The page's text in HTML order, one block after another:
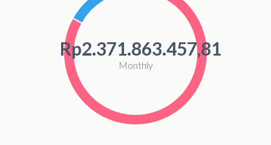
Rp2.371.863.457,81
Monthly